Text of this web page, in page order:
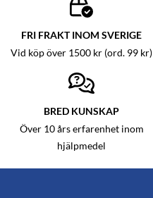
FRI FRAKT INOM SVERIGE
Vid köp över 1500 kr (ord. 99 kr)
BRED KUNSKAP
Över 10 års erfarenhet inom
hjälpmedel